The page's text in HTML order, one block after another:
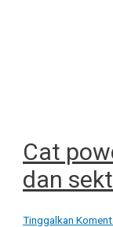
Cat
dan
Tinggalkan